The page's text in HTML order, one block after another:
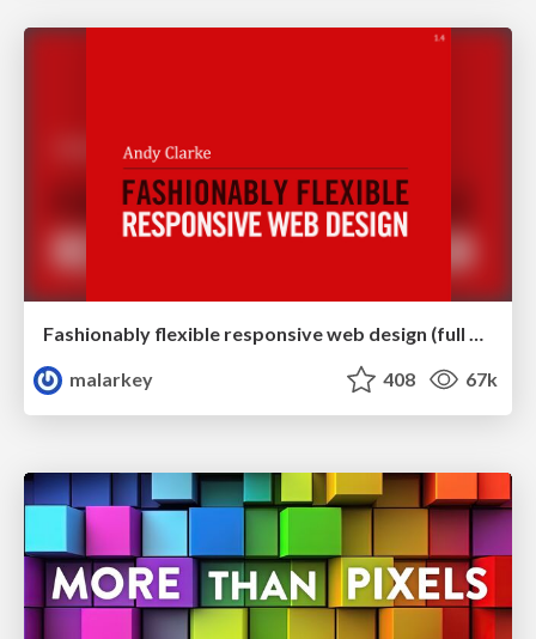
Fashionably flexible responsive web design (full day workshop)
malarkey
408 67k